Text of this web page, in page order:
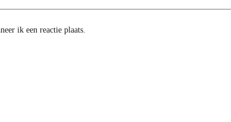
ik een reactie plaats.